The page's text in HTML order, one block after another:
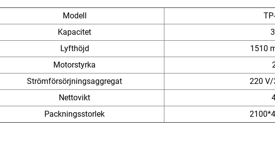
Modell
Kapacitet
Lyfthöjd
1510
Motorstyrka
Strömförsörjningsaggregat
220 V/
Nettovikt
Packningsstorlek